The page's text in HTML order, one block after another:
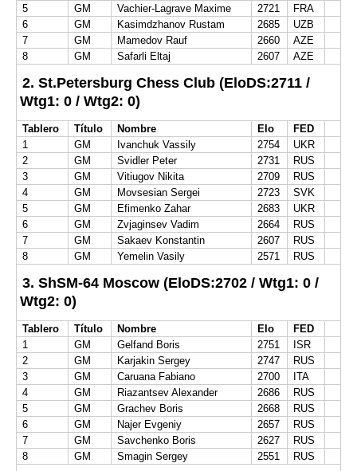
5
GM Vachier-Lagrave Maxime 2721
FRA
6
GM Kasimdzhanov Rustam 2685
UZB
7
GM Mamedov Rauf 2660
AZE
8
GM Safarli Eltaj 2607 AZE
2. St.Petersburg Chess Club (EloDS:2711 /
Wtg1: 0 / Wtg2: 0)
Tablero Título Nombre Elo
FED
1
GM Ivanchuk Vassily 2754
UKR
2
GM Svidler Peter 2731
RUS
3
GM Vitiugov Nikita 2709
RUS
4
GM Movsesian Sergei 2723
SVK
5
GM Efimenko Zahar 2683
UKR
6
GM Zvjaginsev Vadim 2664
RUS
7
GM Sakaev Konstantin 2607
RUS
8
GM Yemelin Vasily 2571 RUS
3. ShSM-64 Moscow (EloDS:2702 / Wtg1: 0 /
Wtg2: 0)
Tablero Título Nombre Elo
FED
1
GM Gelfand Boris 2751
ISR
2
GM Karjakin Sergey 2747
RUS
3
GM Caruana Fabiano 2700
ITA
4
GM Riazantsev Alexander 2686
RUS
5
GM Grachev Boris 2668
RUS
6
GM Najer Evgeniy 2657
RUS
7
GM Savchenko Boris 2627
RUS
8
GM Smagin Sergey 2551 RUS